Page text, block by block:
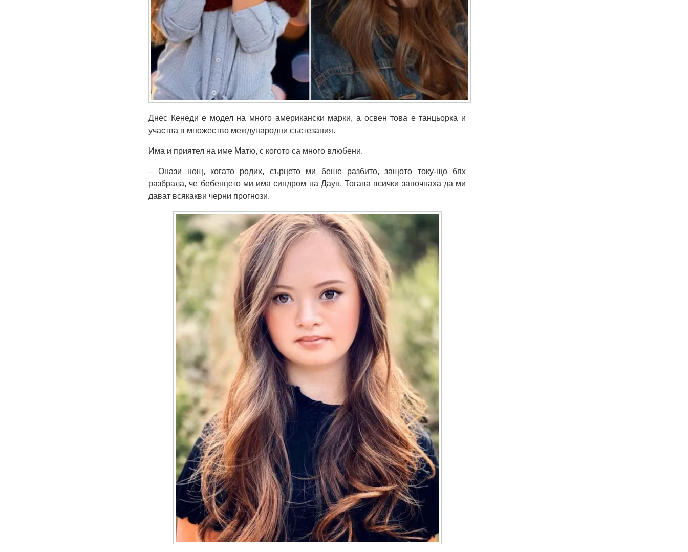
Днес Кенеди е модел на много американски марки, а освен това е танцьорка и
участва в множество международни състезания.
Има и приятел на име Матю, с когото са много влюбени.
– Онази нощ, когато родих, сърцето ми беше разбито, защото току-що бях
разбрала, че бебенцето ми има синдром на Даун. Тогава всички започнаха да ми
дават всякакви черни прогнози.